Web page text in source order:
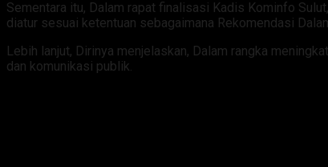
Sementara itu, Dalam rapat finalisasi Kadis Kominfo
diatur sesuai ketentuan sebagaimana Rekomendasi
Lebih lanjut, Dirinya menjelaskan, Dalam rangka
dan komunikasi publik.